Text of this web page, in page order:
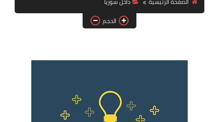
فرص عمل في العراق
فرص عمل في اليمن
الحجم